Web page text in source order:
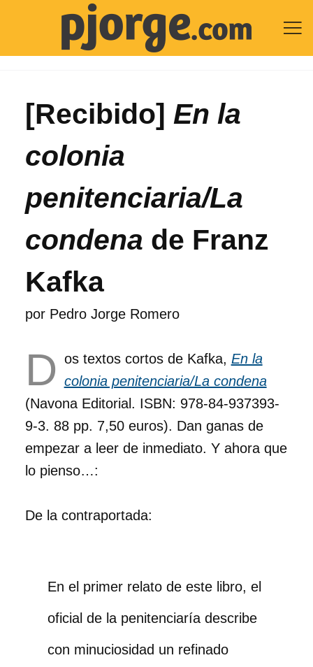

[Recibido] En la
colonia
penitenciaria/La
condena de Franz
Kafka
por Pedro Jorge Romero
D os textos cortos de Kafka, En la
colonia penitenciaria/La condena
(Navona Editorial. ISBN: 978-84-937393-
9-3. 88 pp. 7,50 euros). Dan ganas de
empezar a leer de inmediato. Y ahora que
lo pienso…:
De la contraportada:
En el primer relato de este libro, el
oficial de la penitenciaría describe
con minuciosidad un refinado